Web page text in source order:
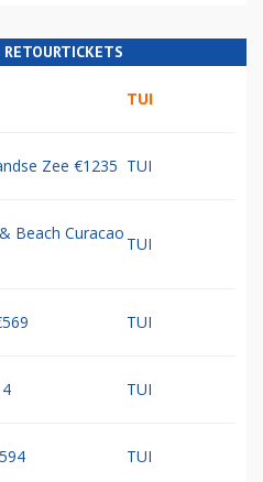
RETOURTICKETS
TUI
Zee €1235 TUI
Beach Curacao
TUI
TUI
TUI
TUI